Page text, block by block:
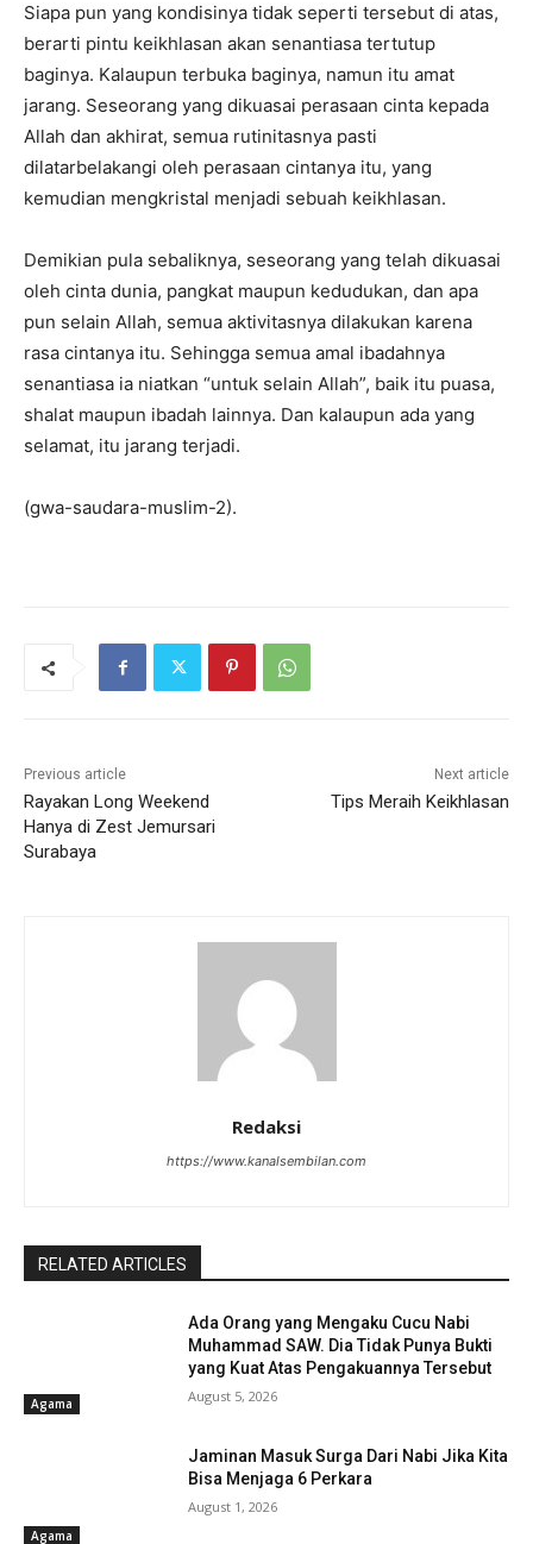
Siapa pun yang kondisinya tidak seperti tersebut di atas,
berarti pintu keikhlasan akan senantiasa tertutup
baginya. Kalaupun terbuka baginya, namun itu amat
jarang. Seseorang yang dikuasai perasaan cinta kepada
Allah dan akhirat, semua rutinitasnya pasti
dilatarbelakangi oleh perasaan cintanya itu, yang
kemudian mengkristal menjadi sebuah keikhlasan.
Demikian pula sebaliknya, seseorang yang telah dikuasai
oleh cinta dunia, pangkat maupun kedudukan, dan apa
pun selain Allah, semua aktivitasnya dilakukan karena
rasa cintanya itu. Sehingga semua amal ibadahnya
senantiasa ia niatkan “untuk selain Allah”, baik itu puasa,
shalat maupun ibadah lainnya. Dan kalaupun ada yang
selamat, itu jarang terjadi.
(gwa-saudara-muslim-2).
Previous article
Rayakan Long Weekend
Hanya di Zest Jemursari
Surabaya
Next article
Tips Meraih Keikhlasan
Redaksi
https://www.kanalsembilan.com
RELATED ARTICLES
Agama
Ada Orang yang Mengaku Cucu Nabi
Muhammad SAW. Dia Tidak Punya Bukti
yang Kuat Atas Pengakuannya Tersebut
August 5, 2026
Agama
Jaminan Masuk Surga Dari Nabi Jika Kita
Bisa Menjaga 6 Perkara
August 1, 2026